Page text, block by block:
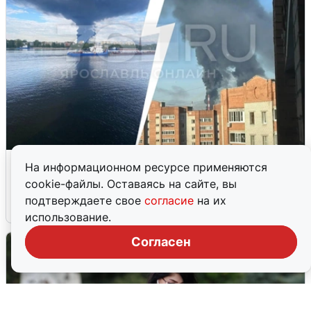
На информационном ресурсе применяются
cookie-файлы. Оставаясь на сайте, вы
подтверждаете свое согласие на их
использование.
Согласен
Ночная атака БПЛА на Ярославль:
попадания и последствия
6 августа 0